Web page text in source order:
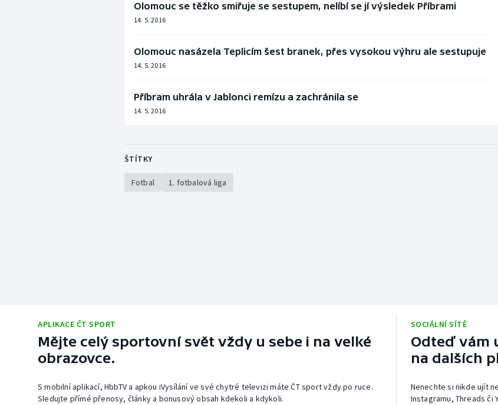
Olomouc se těžko smiřuje se sestupem, nelíbí se jí výsledek Příbrami
14. 5. 2016
Olomouc nasázela Teplicím šest branek, přes vysokou výhru ale sestupuje
14. 5. 2016
Příbram uhrála v Jablonci remízu a zachránila se
14. 5. 2016
ŠTÍTKY
Fotbal 1. fotbalová liga
APLIKACE ČT SPORT
Mějte celý sportovní svět vždy u sebe i na velké
obrazovce.
S mobilní aplikací, HbbTV a apkou iVysílání ve své chytré televizi máte ČT sport vždy po ruce.
Sledujte přímé přenosy, články a bonusový obsah kdekoli a kdykoli.
SOCIÁLNÍ SÍTĚ
Odteď vám
na dalších
Nenechte si nikde ujít
Instagramu, Threads či